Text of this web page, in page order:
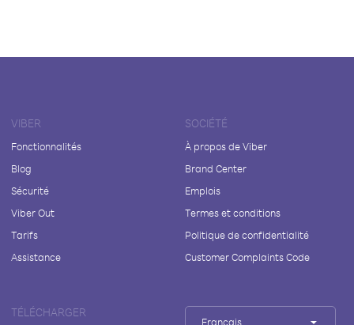
VIBER
Fonctionnalités
Blog
Sécurité
Viber Out
Tarifs
Assistance
SOCIÉTÉ
À propos de Viber
Brand Center
Emplois
Termes et conditions
Politique de confidentialité
Customer Complaints Code
TÉLÉCHARGER
Français